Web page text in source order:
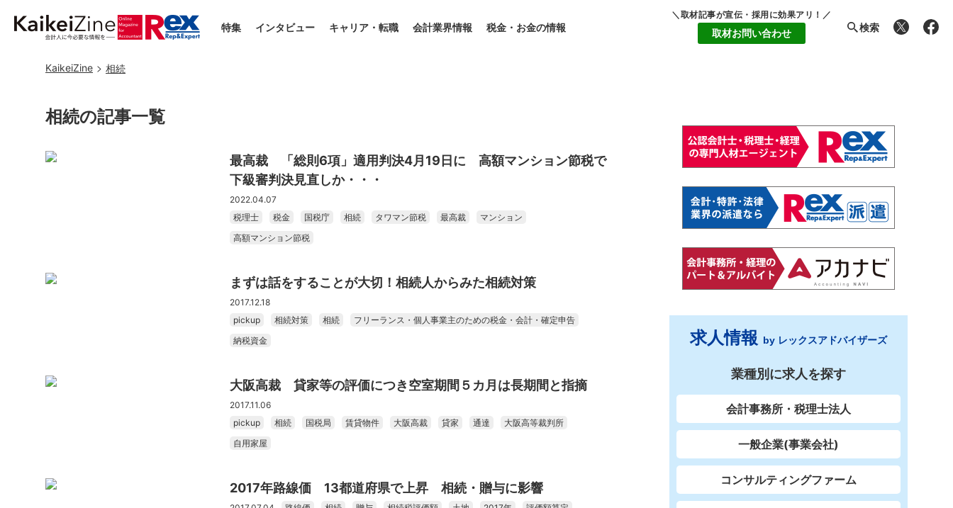
特集 インタビュー キャリア・転職 会計業界情報 税金・お金の情報
＼取材記事が宣伝・採用に効果アリ！／
取材お問い合わせ 検索
KaikeiZine 相続
相続の記事一覧
最高裁 「総則6項」適用判決4月19日に 高額マンション節税で
下級審判決見直しか・・・
2022.04.07
税理士
税金 国税庁 相続 タワマン節税 最高裁
マンション
高額マンション節税
まずは話をすることが大切！相続人からみた相続対策
2017.12.18
pickup
相続対策 相続
フリーランス・個人事業主のための税金・会計・確定申告
納税資金
大阪高裁 貸家等の評価につき空室期間５カ月は長期間と指摘
2017.11.06
pickup
相続 国税局 賃貸物件 大阪高裁 貸家 通達
大阪高等裁判所
自用家屋
2017年路線価 13都道府県で上昇 相続・贈与に影響
求人情報 by レックスアドバイザーズ
業種別に求人を探す
会計事務所・税理士法人
一般企業(事業会社)
コンサルティングファーム